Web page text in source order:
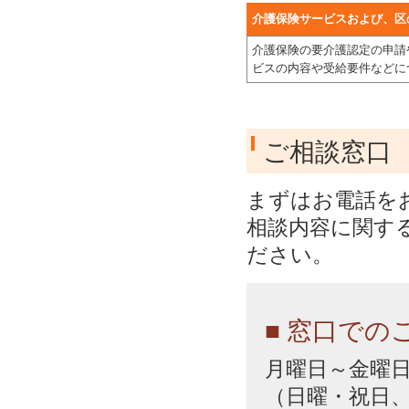
介護保険サービスおよび、
介護保険の要介護認定の申
ビスの内容や受給要件など
ご相談窓口
まずはお電話を
相談内容に関す
ださい。
■ 窓口での
月曜日～金
（日曜・祝日